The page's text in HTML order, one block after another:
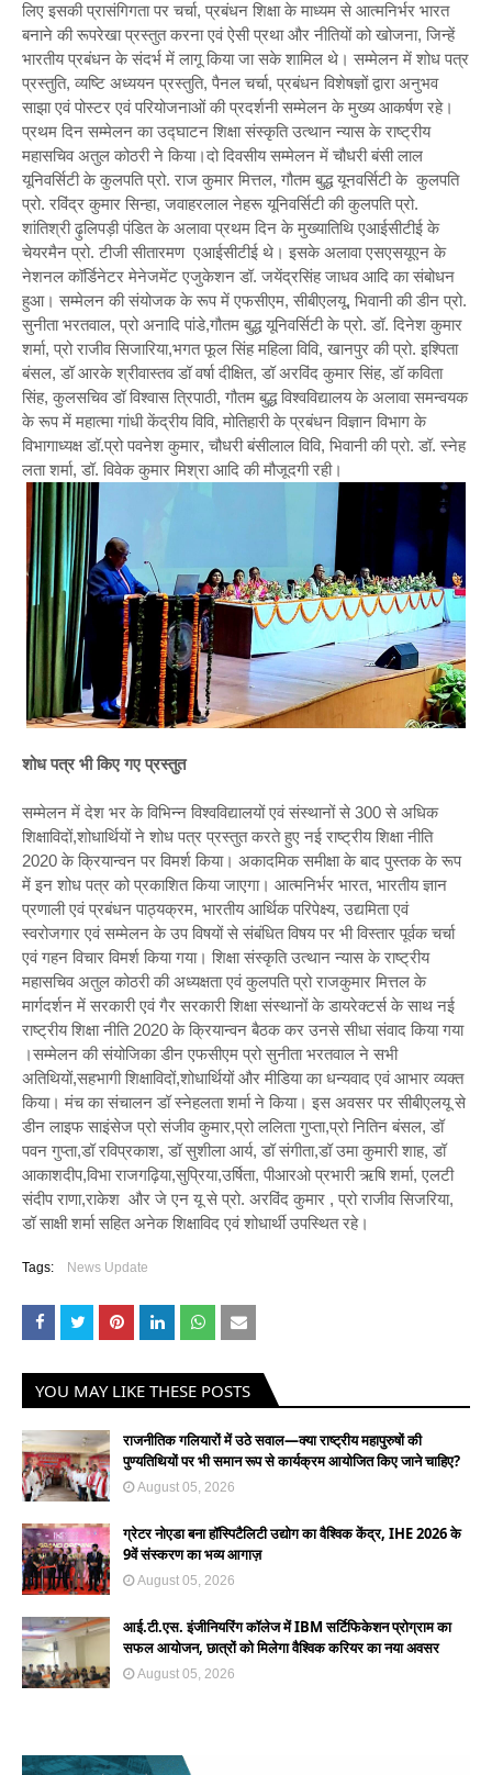
लिए इसकी प्रासंगिगता पर चर्चा, प्रबंधन शिक्षा के माध्यम से आत्मनिर्भर भारत
बनाने की रूपरेखा प्रस्तुत करना एवं ऐसी प्रथा और नीतियों को खोजना, जिन्हें
भारतीय प्रबंधन के संदर्भ में लागू किया जा सके शामिल थे। सम्मेलन में शोध पत्र
प्रस्तुति, व्यष्टि अध्ययन प्रस्तुति, पैनल चर्चा, प्रबंधन विशेषज्ञों द्वारा अनुभव
साझा एवं पोस्टर एवं परियोजनाओं की प्रदर्शनी सम्मेलन के मुख्य आकर्षण रहे।
प्रथम दिन सम्मेलन का उद्घाटन शिक्षा संस्कृति उत्थान न्यास के राष्ट्रीय
महासचिव अतुल कोठरी ने किया।दो दिवसीय सम्मेलन में चौधरी बंसी लाल
यूनिवर्सिटी के कुलपति प्रो. राज कुमार मित्तल, गौतम बुद्ध यूनवर्सिटी के कुलपति
प्रो. रविंद्र कुमार सिन्हा, जवाहरलाल नेहरू यूनिवर्सिटी की कुलपति प्रो.
शांतिश्री ढ़ुलिपड़ी पंडित के अलावा प्रथम दिन के मुख्यातिथि एआईसीटीई के
चेयरमैन प्रो. टीजी सीतारमण एआईसीटीई थे। इसके अलावा एसएसयूएन के
नेशनल कॉर्डिनेटर मेनेजमेंट एजुकेशन डॉ. जयेंद्रसिंह जाधव आदि का संबोधन
हुआ। सम्मेलन की संयोजक के रूप में एफसीएम, सीबीएलयू, भिवानी की डीन प्रो.
सुनीता भरतवाल, प्रो अनादि पांडे,गौतम बुद्ध यूनिवर्सिटी के प्रो. डॉ. दिनेश कुमार
शर्मा, प्रो राजीव सिजारिया,भगत फूल सिंह महिला विवि, खानपुर की प्रो. इश्पिता
बंसल, डॉ आरके श्रीवास्तव डॉ वर्षा दीक्षित, डॉ अरविंद कुमार सिंह, डॉ कविता
सिंह, कुलसचिव डॉ विश्वास त्रिपाठी, गौतम बुद्ध विश्वविद्यालय के अलावा समन्वयक
के रूप में महात्मा गांधी केंद्रीय विवि, मोतिहारी के प्रबंधन विज्ञान विभाग के
विभागाध्यक्ष डॉ.प्रो पवनेश कुमार, चौधरी बंसीलाल विवि, भिवानी की प्रो. डॉ. स्नेह
लता शर्मा, डॉ. विवेक कुमार मिश्रा आदि की मौजूदगी रही।
शोध पत्र भी किए गए प्रस्तुत
सम्मेलन में देश भर के विभिन्न विश्वविद्यालयों एवं संस्थानों से 300 से अधिक
शिक्षाविदों,शोधार्थियों ने शोध पत्र प्रस्तुत करते हुए नई राष्ट्रीय शिक्षा नीति
2020 के क्रियान्वन पर विमर्श किया। अकादमिक समीक्षा के बाद पुस्तक के रूप
में इन शोध पत्र को प्रकाशित किया जाएगा। आत्मनिर्भर भारत, भारतीय ज्ञान
प्रणाली एवं प्रबंधन पाठ्यक्रम, भारतीय आर्थिक परिपेक्ष्य, उद्यमिता एवं
स्वरोजगार एवं सम्मेलन के उप विषयों से संबंधित विषय पर भी विस्तार पूर्वक चर्चा
एवं गहन विचार विमर्श किया गया। शिक्षा संस्कृति उत्थान न्यास के राष्ट्रीय
महासचिव अतुल कोठरी की अध्यक्षता एवं कुलपति प्रो राजकुमार मित्तल के
मार्गदर्शन में सरकारी एवं गैर सरकारी शिक्षा संस्थानों के डायरेक्टर्स के साथ नई
राष्ट्रीय शिक्षा नीति 2020 के क्रियान्वन बैठक कर उनसे सीधा संवाद किया गया
।सम्मेलन की संयोजिका डीन एफसीएम प्रो सुनीता भरतवाल ने सभी
अतिथियों,सहभागी शिक्षाविदों,शोधार्थियों और मीडिया का धन्यवाद एवं आभार व्यक्त
किया। मंच का संचालन डॉ स्नेहलता शर्मा ने किया। इस अवसर पर सीबीएलयू से
डीन लाइफ साइंसेज प्रो संजीव कुमार,प्रो ललिता गुप्ता,प्रो नितिन बंसल, डॉ
पवन गुप्ता,डॉ रविप्रकाश, डॉ सुशीला आर्य, डॉ संगीता,डॉ उमा कुमारी शाह, डॉ
आकाशदीप,विभा राजगढ़िया,सुप्रिया,उर्षिता, पीआरओ प्रभारी ऋषि शर्मा, एलटी
संदीप राणा,राकेश और जे एन यू से प्रो. अरविंद कुमार , प्रो राजीव सिजरिया,
डॉ साक्षी शर्मा सहित अनेक शिक्षाविद एवं शोधार्थी उपस्थित रहे।
Tags: News Update
YOU MAY LIKE THESE POSTS
राजनीतिक गलियारों में उठे सवाल—क्या राष्ट्रीय महापुरुषों की
पुण्यतिथियों पर भी समान रूप से कार्यक्रम आयोजित किए जाने चाहिए?
August 05, 2026
ग्रेटर नोएडा बना हॉस्पिटैलिटी उद्योग का वैश्विक केंद्र, IHE 2026 के
9वें संस्करण का भव्य आगाज़
August 05, 2026
आई.टी.एस. इंजीनियरिंग कॉलेज में IBM सर्टिफिकेशन प्रोग्राम का
सफल आयोजन, छात्रों को मिलेगा वैश्विक करियर का नया अवसर
August 05, 2026